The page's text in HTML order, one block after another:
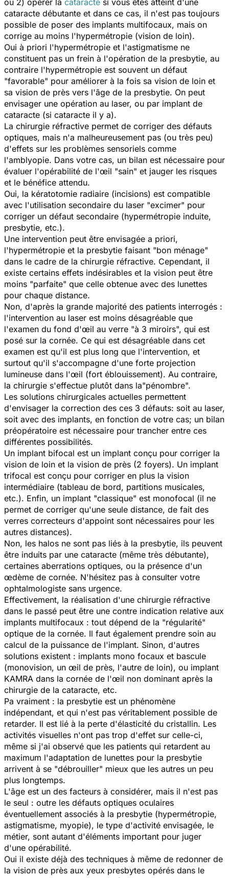
cataracte débutante et dans ce cas, il n'est pas toujours
possible de poser des implants multifocaux, mais on
corrige au moins l'hypermétropie (vision de loin).
Oui à priori l'hypermétropie et l'astigmatisme ne
constituent pas un frein à l'opération de la presbytie, au
contraire l'hypermétropie est souvent un défaut
"favorable" pour améliorer à la fois sa vision de loin et
sa vision de près vers l'âge de la presbytie. On peut
envisager une opération au laser, ou par implant de
cataracte (si cataracte il y a).
La chirurgie réfractive permet de corriger des défauts
optiques, mais n'a malheureusement pas (ou très peu)
d'effets sur les problèmes sensoriels comme
l'amblyopie. Dans votre cas, un bilan est nécessaire pour
évaluer l'opérabilité de l'œil "sain" et jauger les risques
et le bénéfice attendu.
Oui, la kératotomie radiaire (incisions) est compatible
avec l'utilisation secondaire du laser "excimer" pour
corriger un défaut secondaire (hypermétropie induite,
presbytie, etc.).
Une intervention peut être envisagée a priori,
l'hypermétropie et la presbytie faisant "bon ménage"
dans le cadre de la chirurgie réfractive. Cependant, il
existe certains effets indésirables et la vision peut être
moins "parfaite" que celle obtenue avec des lunettes
pour chaque distance.
Non, d'après la grande majorité des patients interrogés :
l'intervention au laser est moins désagréable que
l'examen du fond d'œil au verre "à 3 miroirs", qui est
posé sur la cornée. Ce qui est désagréable dans cet
examen est qu'il est plus long que l'intervention, et
surtout qu'il s'accompagne d'une forte projection
lumineuse dans l'œil (fort éblouissement). Au contraire,
la chirurgie s'effectue plutôt dans la"pénombre".
Les solutions chirurgicales actuelles permettent
d'envisager la correction des ces 3 défauts: soit au laser,
soit avec des implants, en fonction de votre cas; un bilan
préopératoire est nécessaire pour trancher entre ces
différentes possibilités.
Un implant bifocal est un implant conçu pour corriger la
vision de loin et la vision de près (2 foyers). Un implant
trifocal est conçu pour corriger en plus la vision
intermédiaire (tableau de bord, partitions musicales,
etc.). Enfin, un implant "classique" est monofocal (il ne
permet de corriger qu'une seule distance, de fait des
verres correcteurs d'appoint sont nécessaires pour les
autres distances).
Non, les halos ne sont pas liés à la presbytie, ils peuvent
être induits par une cataracte (même très débutante),
certaines aberrations optiques, ou la présence d'un
œdème de cornée. N'hésitez pas à consulter votre
ophtalmologiste sans urgence.
Effectivement, la réalisation d'une chirurgie réfractive
dans le passé peut être une contre indication relative aux
implants multifocaux : tout dépend de la "régularité"
optique de la cornée. Il faut également prendre soin au
calcul de la puissance de l'implant. Sinon, d'autres
solutions existent : implants mono focaux et bascule
(monovision, un œil de près, l'autre de loin), ou implant
KAMRA dans la cornée de l'œil non dominant après la
chirurgie de la cataracte, etc.
Pa vraiment : la presbytie est un phénomène
indépendant, et qui n'est pas véritablement possible de
retarder. Il est lié à la perte d'élasticité du cristallin. Les
activités visuelles n'ont pas trop d'effet sur celle-ci,
même si j'ai observé que les patients qui retardent au
maximum l'adaptation de lunettes pour la presbytie
arrivent à se "débrouiller" mieux que les autres un peu
plus longtemps.
L'âge est un des facteurs à considérer, mais il n'est pas
le seul : outre les défauts optiques oculaires
éventuellement associés à la presbytie (hypermétropie,
astigmatisme, myopie), le type d'activité envisagée, le
métier, sont autant d'éléments important pour juger
d'une opérabilité.
Oui il existe déjà des techniques à même de redonner de
la vision de près aux yeux presbytes opérés dans le